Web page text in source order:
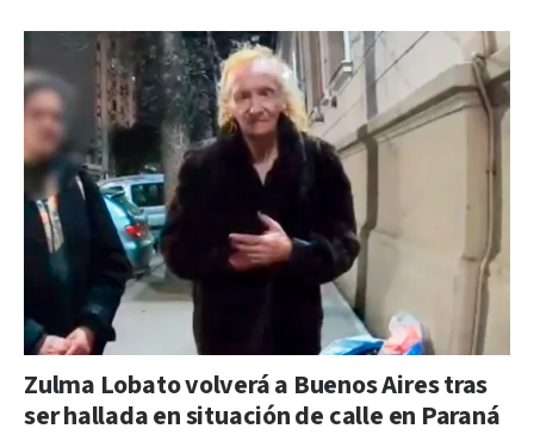
Zulma Lobato volverá a Buenos Aires tras
ser hallada en situación de calle en Paraná